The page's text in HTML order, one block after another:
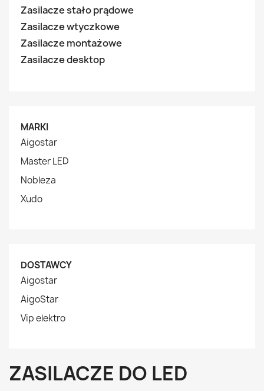
Zasilacze stało prądowe
Zasilacze wtyczkowe
Zasilacze montażowe
Zasilacze desktop
MARKI
Aigostar
Master LED
Nobleza
Xudo
DOSTAWCY
Aigostar
AigoStar
Vip elektro
ZASILACZE DO LED